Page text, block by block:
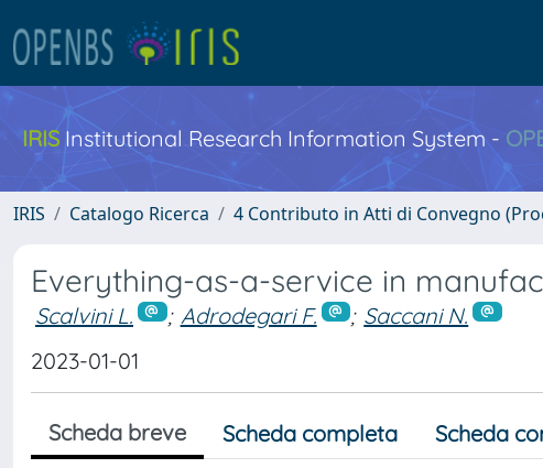
IRIS Institutional Research Information System -
IRIS Catalogo Ricerca 4 Contributo in Atti di Convegno
Everything-as-a-service in
Scalvini L. ; Adrodegari F. ; Saccani N.
2023-01-01
Scheda breve Scheda completa Scheda